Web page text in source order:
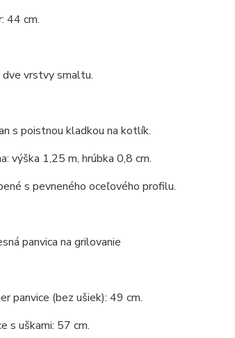
44 cm.
vrstvy smaltu.
s poistnou kladkou na kotlík.
výška 1,25 m, hrúbka 0,8 cm.
s pevneného oceľového profilu.
panvica na grilovanie
panvice (bez ušiek): 49 cm.
s uškami: 57 cm.